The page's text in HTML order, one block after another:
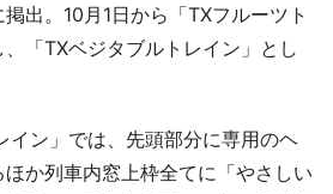
出。10月1日から「TXフルーツト
「TXベジタブルトレイン」とし
ン」では、先頭部分に専用のヘ
か列車内窓上枠全てに「やさしい